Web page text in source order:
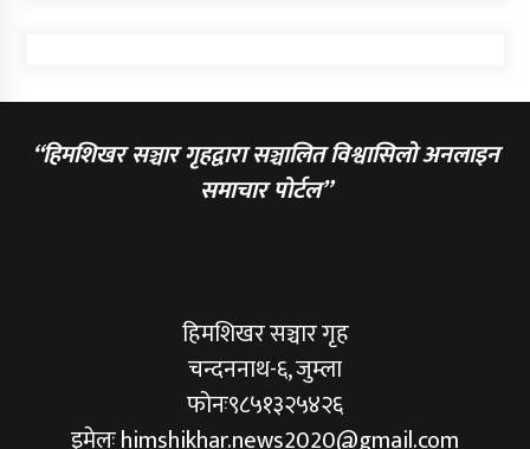
“हिमशिखर सञ्चार गृहद्वारा सञ्चालित विश्वासिलो अनलाइन
समाचार पोर्टल”
हिमशिखर सञ्चार गृह
चन्दननाथ-६, जुम्ला
फोनः९८५१३२५४२६
इमेलः himshikhar.news2020@gmail.com